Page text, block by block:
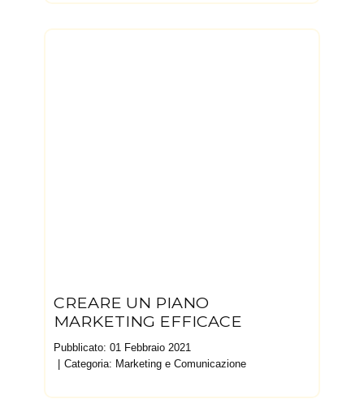
CREARE UN PIANO
MARKETING EFFICACE
Pubblicato: 01 Febbraio 2021
Categoria: Marketing e Comunicazione